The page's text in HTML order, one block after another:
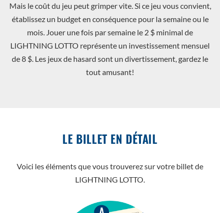
Mais le coût du jeu peut grimper vite. Si ce jeu vous convient,
établissez un budget en conséquence pour la semaine ou le
mois. Jouer une fois par semaine le 2 $ minimal de
LIGHTNING LOTTO représente un investissement mensuel
de 8 $. Les jeux de hasard sont un divertissement, gardez le
tout amusant!
LE BILLET EN DÉTAIL
Voici les éléments que vous trouverez sur votre billet de
LIGHTNING LOTTO.